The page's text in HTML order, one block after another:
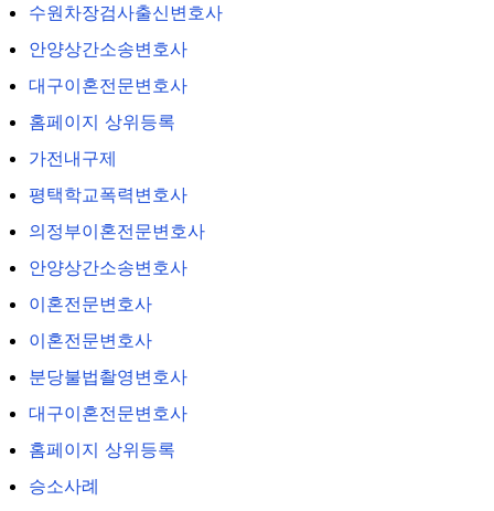
수원차장검사출신변호사
안양상간소송변호사
대구이혼전문변호사
홈페이지 상위등록
가전내구제
평택학교폭력변호사
의정부이혼전문변호사
안양상간소송변호사
이혼전문변호사
이혼전문변호사
분당불법촬영변호사
대구이혼전문변호사
홈페이지 상위등록
승소사례